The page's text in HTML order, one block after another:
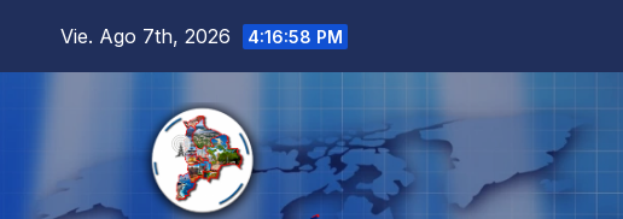
Vie. Ago 7th, 2026 4:16:59 PM